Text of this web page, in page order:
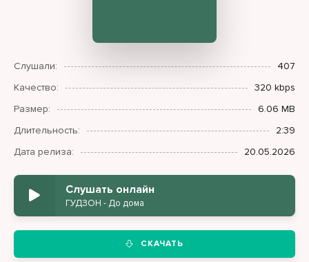
Слушали:
407
Качество:
320 kbps
Размер:
6.06 MB
Длительность:
2:39
Дата релиза:
20.05.2026
Слушать онлайн
ГУДЗОН - До дома
СКАЧАТЬ